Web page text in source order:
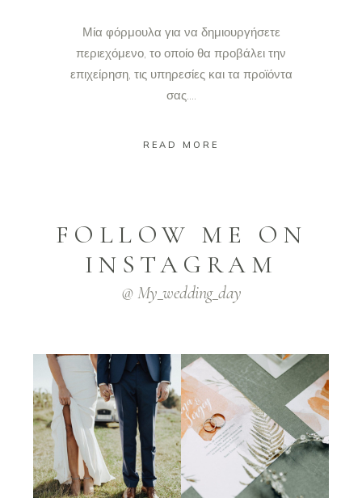
Μία φόρμουλα για να δημιουργήσετε
περιεχόμενο, το οποίο θα προβάλει την
επιχείρηση, τις υπηρεσίες και τα προϊόντα
σας....
READ MORE
FOLLOW ME ON
INSTAGRAM
@ My_wedding_day